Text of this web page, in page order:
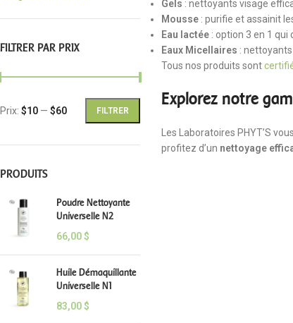
FILTRER PAR PRIX
FILTRER
Prix: $10 — $60
PRODUITS
Poudre Nettoyante
Universelle N2
66,00$
Huile Démaquillante
Universelle N1
83,00$
Gels : nettoyants visage
Mousse : purifie et assainit
Eau lactée : option 3 en 1
Eaux Micellaires :
Tous nos produits sont
Explorez notre
Les Laboratoires PHYT’S
profitez d’un nettoyage